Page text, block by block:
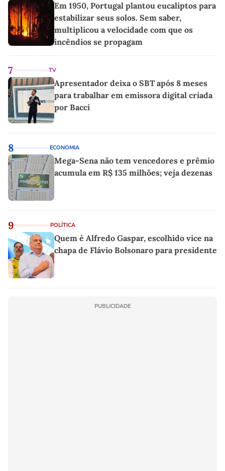
Em 1950, Portugal plantou eucaliptos para
estabilizar seus solos. Sem saber,
multiplicou a velocidade com que os
incêndios se propagam
7 TV
Apresentador deixa o SBT após 8 meses
para trabalhar em emissora digital criada
por Bacci
8 ECONOMIA
Mega-Sena não tem vencedores e prêmio
acumula em R$ 135 milhões; veja dezenas
9 POLÍTICA
Quem é Alfredo Gaspar, escolhido vice na
chapa de Flávio Bolsonaro para presidente
PUBLICIDADE